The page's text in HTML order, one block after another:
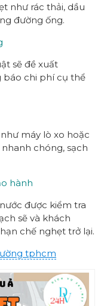
như rác thải, dầu
đường ống.
sẽ đề xuất
báo chi phí cụ thể
máy lò xo hoặc
chóng, sạch
hành
được kiểm tra
sẽ và khách
chế nghẹt trở lại.
tphcm